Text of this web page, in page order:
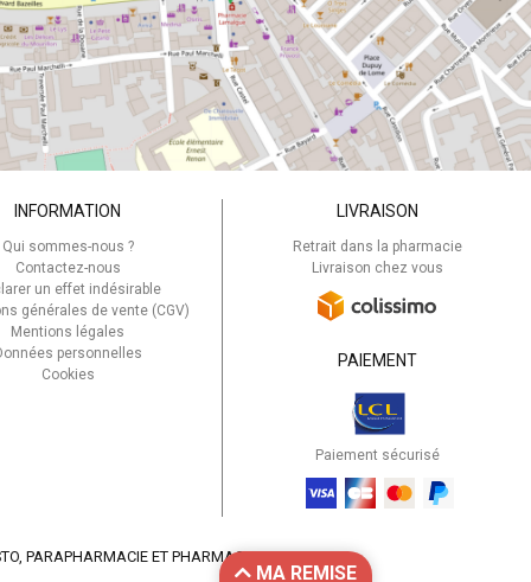
fraîcheur et de
sélectionnés,
et stimulent à la
prise, 4711
à chaque
aux
avec des
ses
faire d’exception
plus audacieux
INFORMATION
Qui sommes-nous ?
Contactez-nous
un effet indésirable
générales de vente (CGV)
Mentions légales
personnelles
Cookies
LIVRAISON
Retrait dans la pharmacie
Livraison chez vous
PAIEMENT
Paiement sécurisé
, PARAPHARMACIE ET PHARMACIE EN LIGNE
MA REMISE